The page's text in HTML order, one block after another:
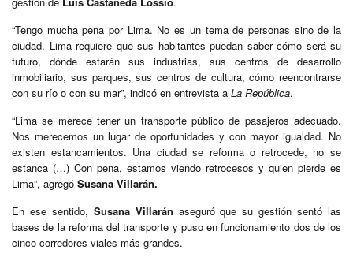
“Tengo mucha pena por Lima. No es un tema de personas sino de la
ciudad. Lima requiere que sus habitantes puedan saber cómo será su
futuro, dónde estarán sus industrias, sus centros de desarrollo
inmobiliario, sus parques, sus centros de cultura, cómo reencontrarse
con su río o con su mar”, indicó en entrevista a La República.
“Lima se merece tener un transporte público de pasajeros adecuado.
Nos merecemos un lugar de oportunidades y con mayor igualdad. No
existen estancamientos. Una ciudad se reforma o retrocede, no se
estanca (…) Con pena, estamos viendo retrocesos y quien pierde es
Lima”, agregó Susana Villarán.
En ese sentido, Susana Villarán aseguró que su gestión sentó las
bases de la reforma del transporte y puso en funcionamiento dos de los
cinco corredores viales más grandes.